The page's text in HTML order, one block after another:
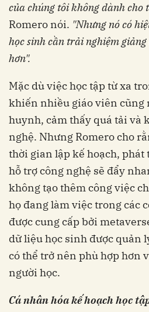
của chúng tôi không dành cho
Romero nói. "Nhưng nó có
học sinh cần trải nghiệm
hơn".
Mặc dù việc học tập từ xa
khiến nhiều giáo viên cũng
huynh, cảm thấy quá tải và
nghệ. Nhưng Romero cho
thời gian lập kế hoạch,
hỗ trợ công nghệ sẽ đẩy
không tạo thêm công việc
họ đang làm việc trong các
được cung cấp bởi
dữ liệu học sinh được quản
có thể trở nên phù hợp hơn
người học.
Cá nhân hóa kế hoạch học